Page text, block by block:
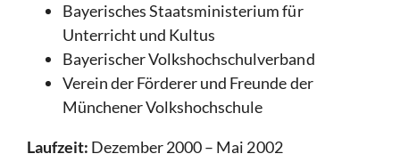
Bayerisches Staatsministerium für
Unterricht und Kultus
Bayerischer Volkshochschulverband
Verein der Förderer und Freunde der
Münchener Volkshochschule
Laufzeit: Dezember 2000 – Mai 2002